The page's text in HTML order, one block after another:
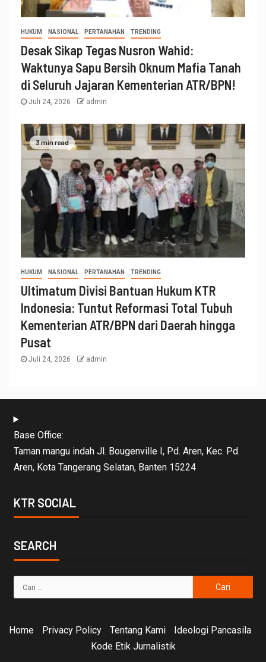
HUKUM NASIONAL PERTANAHAN TRENDING
Desak Sikap Tegas Nusron Wahid:
Waktunya Sapu Bersih Oknum Mafia Tanah
di Seluruh Jajaran Kementerian ATR/BPN!
Juli 24, 2026 admin
3 min read
HUKUM NASIONAL PERTANAHAN TRENDING
Ultimatum Divisi Bantuan Hukum KTR
Indonesia: Tuntut Reformasi Total Tubuh
Kementerian ATR/BPN dari Daerah hingga
Pusat
Juli 24, 2026 admin
Base Office:
Taman mangu indah Jl. Bougenville I, Pd. Aren, Kec. Pd.
Aren, Kota Tangerang Selatan, Banten 15224
KTR SOCIAL
SEARCH
Home Privacy Policy Tentang Kami
Ideologi Pancasila
Kode Etik Jurnalistik